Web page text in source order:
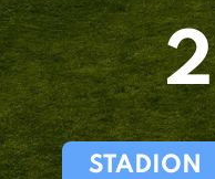
STADION